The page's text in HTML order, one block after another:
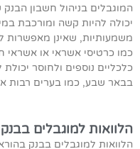
המוגבלים בניהול חשבון
יכולה להיות קשה ומורכבת
משמעותיות, שאינן מאפשרות
כמו כרטיסי אשראי או אשראי
כלכליים נוספים ולחוסר
בבאר שבע, כמו בערים רבות
הלוואות למוגבלים
הלוואות למוגבלים בבנק